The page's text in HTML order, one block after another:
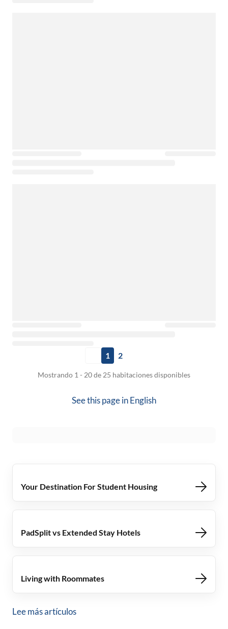
1 2
Mostrando 1 - 20 de 25 habitaciones disponibles
See this page inEnglish
Your Destination For Student Housing
PadSplit vs Extended Stay Hotels
Living with Roommates
Lee más artículos